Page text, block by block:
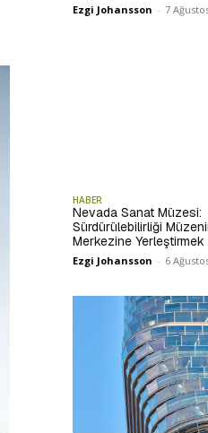
Ezgi Johansson - 7
HABER
Nevada Sanat Müzesi:
Sürdürülebilirliği
Merkezine Yerleştirmek
Ezgi Johansson - 6